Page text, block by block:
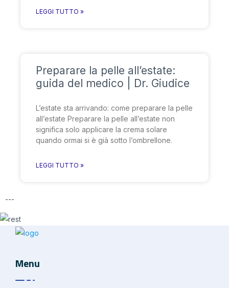
LEGGI TUTTO »
Preparare la pelle all’estate:
guida del medico | Dr. Giudice
L’estate sta arrivando: come preparare la pelle
all’estate Preparare la pelle all’estate non
significa solo applicare la crema solare
quando ormai si è già sotto l’ombrellone.
LEGGI TUTTO »
---
Menu